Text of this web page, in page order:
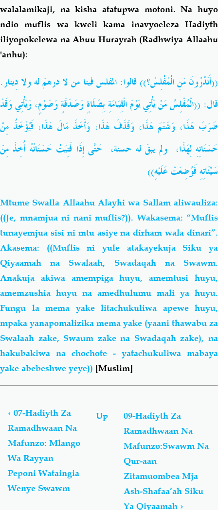
walalamikaji, na kisha atatupwa motoni. Na huyo
ndio muflis wa kweli kama inavyoeleza Hadiyth
iliyopokelewa na Abuu Hurayrah (Radhwiya Allaahu
'anhu):
((أَتَدْرُونَ مَنِ الْمُفْلِسُ؟)) قالوا: المفلس فينا من لا درهمَ له ولا دِينار.
قال: ((الْمُفْلِسُ مَنْ يَأْتِي يَوْمَ الْقِيَامَةِ بِصَلَاةٍ وَصَدَقَةٍ وَصَوْمٍ، وَيَأْتِي وَقَدْ
ضَرَبَ هَذَا، وَشَتَمَ هَذَا، وَقَذَفَ هَذَا، وَأَخَذَ مَالَ هَذَا، فَيُؤْخَذُ مِنْ
حَسَنَاتِهِ لِهَذَا، ولم يبقَ له حسنة، حَتَّى إِذَا فَنِيَتْ حَسَنَاتُهُ أُخِذَ مِنْ
سَيِّئَاتِهِ فَوُضِعَتْ عَلَيْهِ))
Mtume Swalla Allaahu Alayhi wa Sallam aliwauliza:
((Je, mnamjua ni nani muflis?)). Wakasema: “Muflis
tunayemjua sisi ni mtu asiye na dirham wala dinari”.
Akasema: ((Muflis ni yule atakayekuja Siku ya
Qiyaamah na Swalaah, Swadaqah na Swawm.
Anakuja akiwa amempiga huyu, amemtusi huyu,
amemzushia huyu na amedhulumu mali ya huyu.
Fungu la mema yake litachukuliwa apewe huyu,
mpaka yanapomalizika mema yake (yaani thawabu za
Swalaah zake, Swaum zake na Swadaqah zake), na
hakubakiwa na chochote - yatachukuliwa mabaya
yake abebeshwe yeye)) [Muslim]
links
for
Hadiyth:
Ramadhwaan
Na
Na
Mafunzo
‹ 07-Hadiyth Za
Ramadhwaan Na
Mafunzo: Mlango
Wa Rayyan
Peponi Wataingia
Wenye Swawm
Up
09-Hadiyth Za
Ramadhwaan Na
Mafunzo:Swawm Na
Qur-aan
Zitamuombea Mja
Ash-Shafaa’ah Siku
Ya Qiyaamah ›